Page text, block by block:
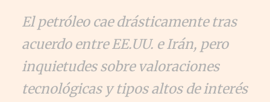
El petróleo cae drásticamente tras
acuerdo entre EE.UU. e Irán, pero
inquietudes sobre valoraciones
tecnológicas y tipos altos de interés